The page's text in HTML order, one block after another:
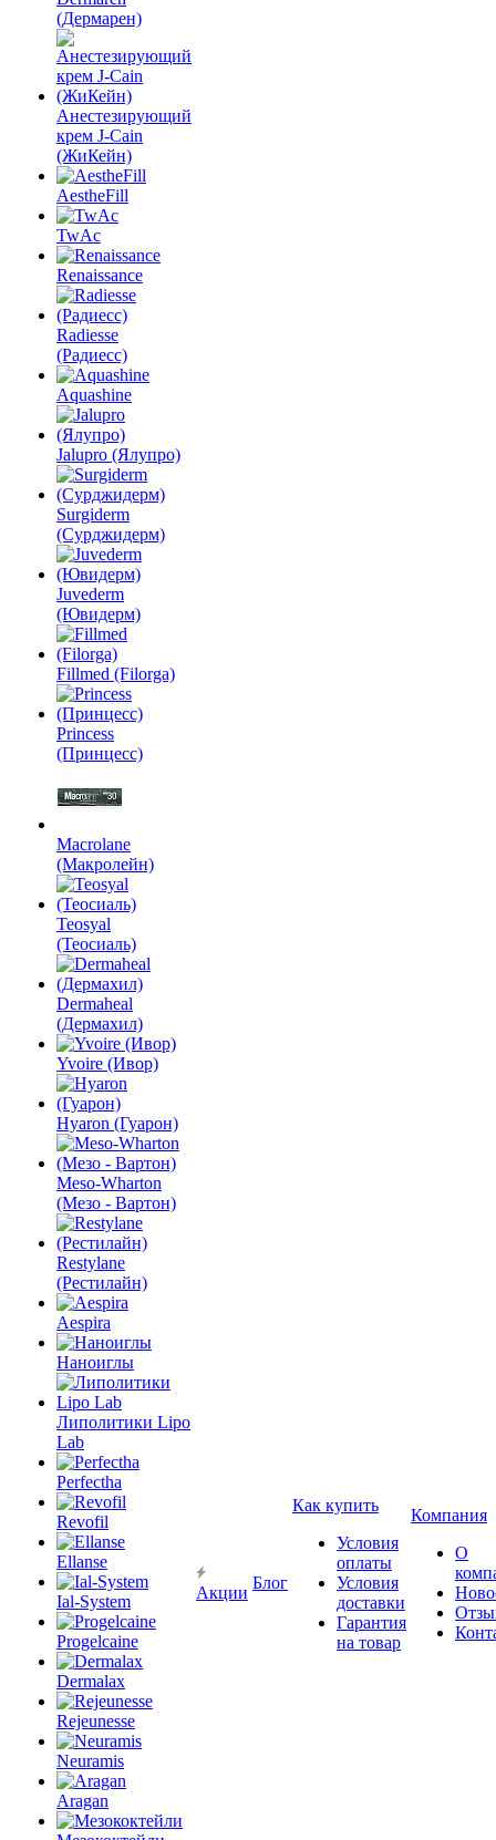
(Дермарен)
Анестезирующий
крем J-Cain
(ЖиКейн)
AestheFill
TwAc
Renaissance
Radiesse
(Радиесс)
Aquashine
Jalupro (Ялупро)
Surgiderm
(Сурджидерм)
Juvederm
(Ювидерм)
Fillmed (Filorga)
Princess
(Принцесс)
Macrolane
(Макролейн)
Teosyal
(Теосиаль)
Dermaheal
(Дермахил)
Yvoire (Ивор)
Hyaron (Гуарон)
Meso-Wharton
(Мезо - Вартон)
Restylane
(Рестилайн)
Aespira
Наноиглы
Липолитики Lipo
Lab
Perfectha
Revofil
Ellanse
Ial-System
Progelcaine
Dermalax
Rejeunesse
Neuramis
Aragan
Акции
Блог
Как купить
Условия
оплаты
Условия
доставки
Гарантия
на товар
Компания
О